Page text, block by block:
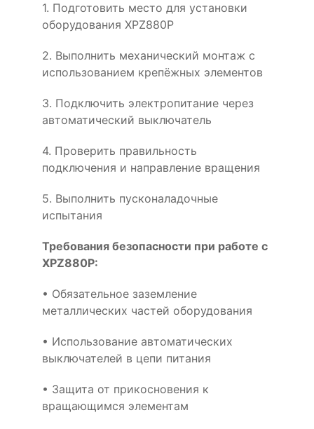
1. Подготовить место для установки
оборудования XPZ880P
2. Выполнить механический монтаж с
использованием крепёжных элементов
3. Подключить электропитание через
автоматический выключатель
4. Проверить правильность
подключения и направление вращения
5. Выполнить пусконаладочные
испытания
Требования безопасности при работе с
XPZ880P:
• Обязательное заземление
металлических частей оборудования
• Использование автоматических
выключателей в цепи питания
• Защита от прикосновения к
вращающимся элементам